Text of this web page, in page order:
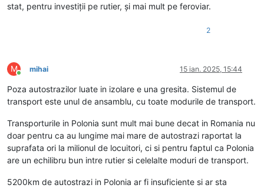
stat, pentru investiții pe rutier, și mai mult pe feroviar.
2
M
Conectat
mihai 15 ian. 2025, 15:44
Poza autostrazilor luate in izolare e una gresita. Sistemul de
transport este unul de ansamblu, cu toate modurile de transport.
Transporturile in Polonia sunt mult mai bune decat in Romania nu
doar pentru ca au lungime mai mare de autostrazi raportat la
suprafata ori la milionul de locuitori, ci si pentru faptul ca Polonia
are un echilibru bun intre rutier si celelalte moduri de transport.
5200km de autostrazi in Polonia ar fi insuficiente si ar sta